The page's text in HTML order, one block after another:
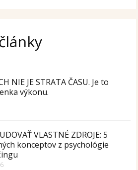
NIE JE STRATA ČASU. Je to
výkonu.
VLASTNÉ ZDROJE: 5
konceptov z psychológie